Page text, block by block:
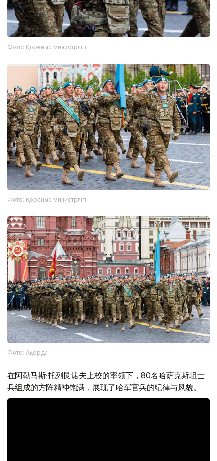
Фото: Қорғаныс министрлігі
Фото: Қорғаныс министрлігі
Фото: Ақорда
在阿勒马斯·托列艮诺夫上校的率领下，80名哈萨克斯坦士
兵组成的方阵精神饱满，展现了哈军官兵的纪律与风貌。